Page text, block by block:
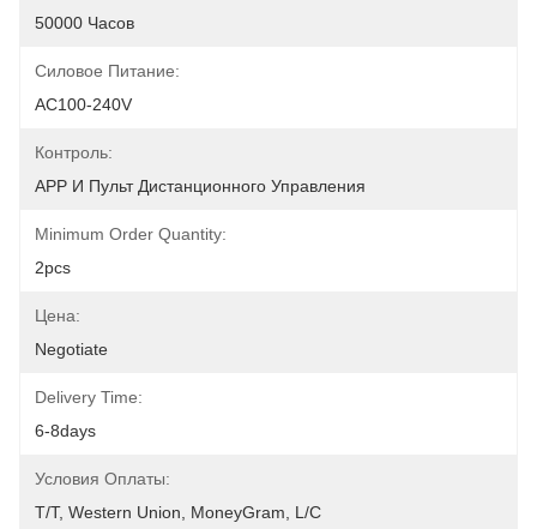
50000 Часов
Силовое Питание:
AC100-240V
Контроль:
APP И Пульт Дистанционного Управления
Minimum Order Quantity:
2pcs
Цена:
Negotiate
Delivery Time:
6-8days
Условия Оплаты:
T/T, Western Union, MoneyGram, L/C